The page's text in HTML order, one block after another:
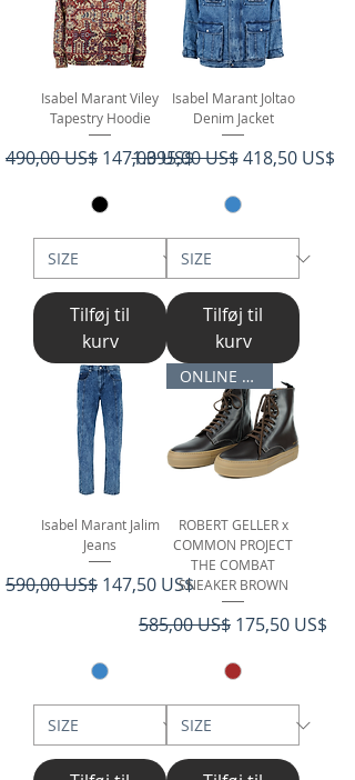
Isabel Marant Viley
Tapestry Hoodie
Regulær pris
490,00 US$ Salgspris
147,00 US$
Tilføj til
kurv
Isabel Marant Joltao
Denim Jacket
Regulær pris
1.395,00 US$ Salgspris
418,50 US$
Tilføj til
kurv
Isabel Marant Jalim
Jeans
Regulær pris
590,00 US$ Salgspris
147,50 US$
ONLINE ONLY
ROBERT GELLER x
COMMON PROJECT
THE COMBAT
SNEAKER BROWN
Regulær pris
585,00 US$ Salgspris
175,50 US$